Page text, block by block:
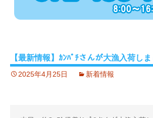
【最新情報】ｶﾝﾊﾟﾁさんが大漁入荷し
2025年4月25日 新着情報